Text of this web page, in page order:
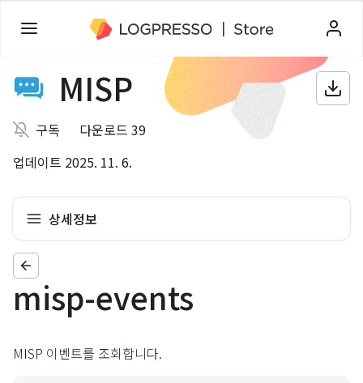
MISP
구독
다운로드 39
업데이트 2025. 11. 6.
상세정보
misp-events
MISP 이벤트를 조회합니다.